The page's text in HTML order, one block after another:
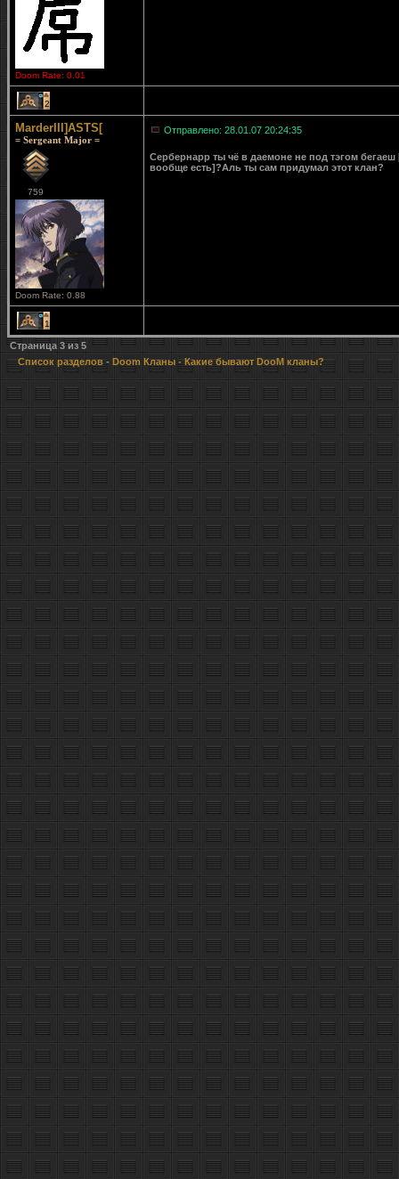
Doom Rate: 0.01
2
MarderIII]ASTS[
= Sergeant Major =
759
Doom Rate: 0.88
Отправлено: 28.01.07 20:24:35
Сербернарр ты чё в даемоне не под тэгом бегаеш
вообще есть]?Аль ты сам придумал этот клан?
1
Страница 3из 5
Список разделов- Doom Кланы - Какие бывают DooM кланы?